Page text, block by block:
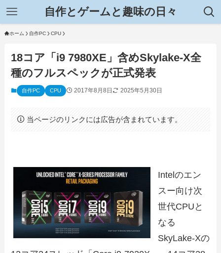
自作とゲームと趣味の日々
ホーム 自作PC CPU
18コア「i9 7980XE」含めSkylake-X全
種のフルスペックが正式発表
自作PC CPU 2017年8月8日 2025年5月30日
当ページのリンクには広告が含まれています。
Intelのエン
スー向け次
世代CPUと
なる
SkyLake-Xの